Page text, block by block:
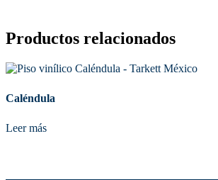
Productos relacionados
Caléndula
Leer más